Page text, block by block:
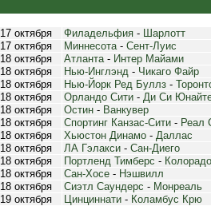
17 октября Филадельфия - Шарлотт
17 октября
Миннесота- Сент-Луис
18 октября
Атланта- Интер Майами
18 октября
Нью-Инглэнд - Чикаго Файр
18 октября
Нью-Йорк Ред Буллз -
18 октября
Орландо Сити - Ди Си
18 октября
Остин - Ванкувер
18 октября
Спортинг Канзас-Сити - Реал
18 октября
Хьюстон Динамо - Даллас
18 октября
ЛА Гэлакси - Сан-Диего
18 октября
Портленд Тимберс - Колорадо
18 октября
Сан-Хосе - Нэшвилл
18 октября
Сиэтл Саундерс - Монреаль
19 октября
Цинциннати - Коламбус Крю